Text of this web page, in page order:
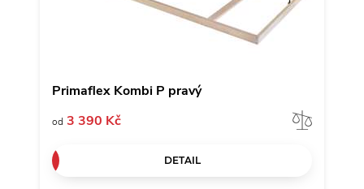
Primaflex Kombi P pravý
od 3 390 Kč
DETAIL